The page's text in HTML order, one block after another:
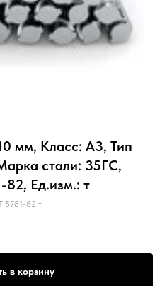
мм, Класс: А3, Тип
стали: 35ГС,
Ед.изм.: т
5781-82 т
в корзину